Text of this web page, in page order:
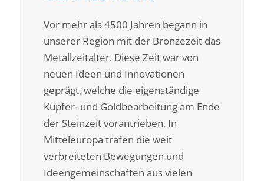
Vor mehr als 4500 Jahren begann in
unserer Region mit der Bronzezeit das
Metallzeitalter. Diese Zeit war von
neuen Ideen und Innovationen
geprägt, welche die eigenständige
Kupfer- und Goldbearbeitung am Ende
der Steinzeit vorantrieben. In
Mitteleuropa trafen die weit
verbreiteten Bewegungen und
Ideengemeinschaften aus vielen